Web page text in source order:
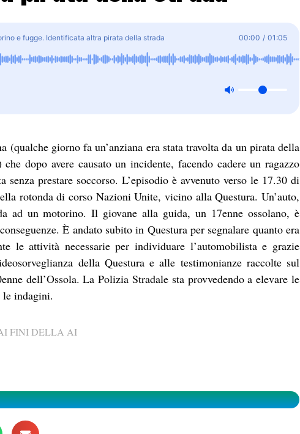
e fugge. Identificata altra pirata della strada 00:00 / 01:05
(qualche giorno fa un’anziana era stata travolta da un pirata della
dopo avere causato un incidente, facendo cadere un ragazzo
prestare soccorso. L’episodio è avvenuto verso le 17.30 di
rotonda di corso Nazioni Unite, vicino alla Questura. Un’auto,
ad un motorino. Il giovane alla guida, un 17enne ossolano, è
È andato subito in Questura per segnalare quanto era
le attività necessarie per individuare l’automobilista e grazie
della Questura e alle testimonianze raccolte sul
dell’Ossola. La Polizia Stradale sta provvedendo a elevare le
le indagini.
FINI DELLA AI